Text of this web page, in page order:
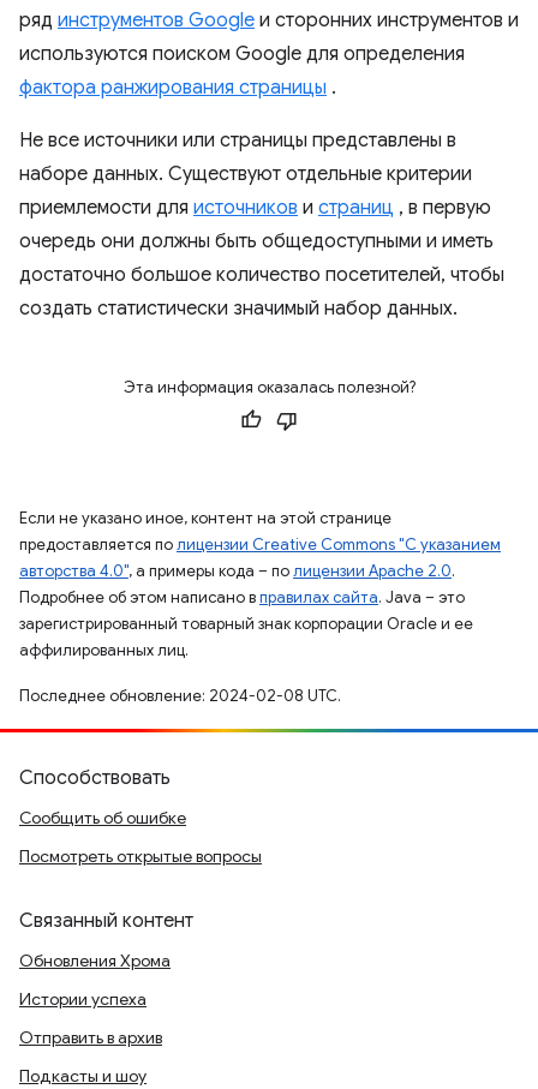
ряд инструментов Google и сторонних инструментов и
используются поиском Google для определения
фактора ранжирования страницы .
Не все источники или страницы представлены в
наборе данных. Существуют отдельные критерии
приемлемости для источников и страниц , в первую
очередь они должны быть общедоступными и иметь
достаточно большое количество посетителей, чтобы
создать статистически значимый набор данных.
Эта информация оказалась полезной?
Если не указано иное, контент на этой странице
предоставляется полицензии Creative Commons "С указанием
авторства 4.0", а примеры кода – полицензии Apache 2.0.
Подробнее об этом написано вправилах сайта. Java – это
зарегистрированный товарный знак корпорации Oracle и ее
аффилированных лиц.
Последнее обновление: 2024-02-08 UTC.
Способствовать
Сообщить об ошибке
Посмотреть открытые вопросы
Связанный контент
Обновления Хрома
Истории успеха
Отправить в архив
Подкасты и шоу